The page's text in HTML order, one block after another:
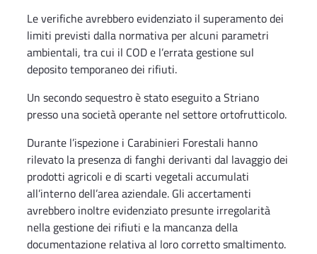
Le verifiche avrebbero evidenziato il superamento dei
limiti previsti dalla normativa per alcuni parametri
ambientali, tra cui il COD e l’errata gestione sul
deposito temporaneo dei rifiuti.
Un secondo sequestro è stato eseguito a Striano
presso una società operante nel settore ortofrutticolo.
Durante l’ispezione i Carabinieri Forestali hanno
rilevato la presenza di fanghi derivanti dal lavaggio dei
prodotti agricoli e di scarti vegetali accumulati
all’interno dell’area aziendale. Gli accertamenti
avrebbero inoltre evidenziato presunte irregolarità
nella gestione dei rifiuti e la mancanza della
documentazione relativa al loro corretto smaltimento.